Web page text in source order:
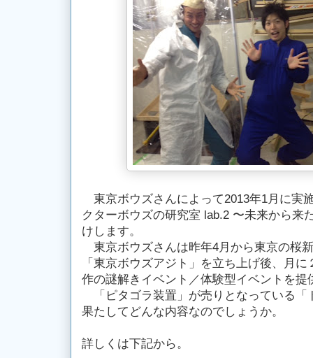
東京ボウズさんによって2013年1月に実
クターボウズの研究室 lab.2 〜未来から来
けします。
東京ボウズさんは昨年4月から東京の桜
「東京ボウズアジト」を立ち上げ後、月
作の謎解きイベント／体験型イベントを提
「ピタゴラ装置」が売りとなっている「
果たしてどんな内容なのでしょうか。
詳しくは下記から。